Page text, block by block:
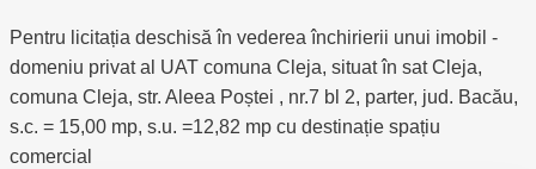
Pentru licitația deschisă în vederea închirierii unui imobil -
domeniu privat al UAT comuna Cleja, situat în sat Cleja,
comuna Cleja, str. Aleea Poștei , nr.7 bl 2, parter, jud. Bacău,
s.c. = 15,00 mp, s.u. =12,82 mp cu destinație spațiu
comercial